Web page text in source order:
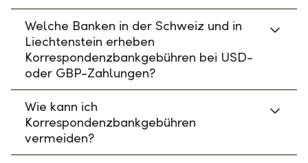
Welche Banken in der Schweiz und in
Liechtenstein erheben
Korrespondenzbankgebühren bei USD-
oder GBP-Zahlungen?
Wie kann ich
Korrespondenzbankgebühren
vermeiden?